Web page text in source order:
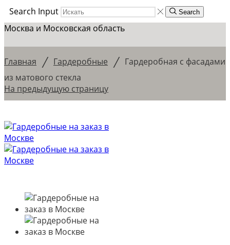
Search Input
Search
Москва и Московская область
Главная / Гардеробные / Гардеробная с фасадами
из матового стекла
На предыдущую страницу